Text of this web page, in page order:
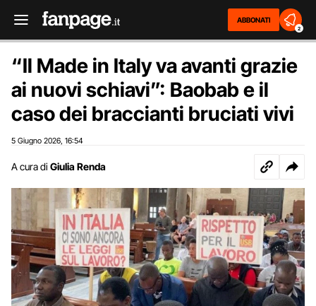
ABBONATI
2
“Il Made in Italy va avanti grazie
ai nuovi schiavi”: Baobab e il
caso dei braccianti bruciati vivi
5 Giugno 2026 16:54
A cura di Giulia Renda